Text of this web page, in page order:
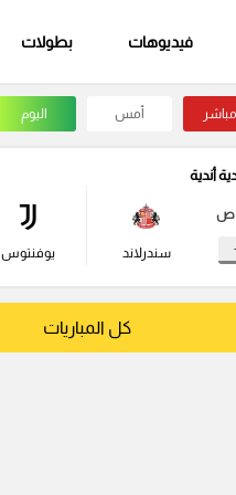
فيديوهات بطولات
مباشر أمس اليوم
أندية
سندرلاند يوفنتوس
كل المباريات